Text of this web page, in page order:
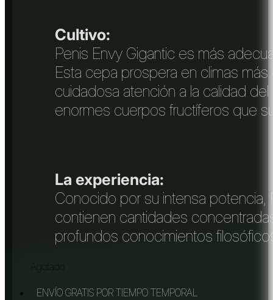
Cultivo:
Penis Envy Gigantic es más
Esta cepa prospera en climas
cuidadosa atención a la calidad
enormes cuerpos fructíferos que
La experiencia:
Conocido por su intensa
contienen cantidades
profundos conocimientos
ENVÍO GRATIS POR TIEMPO TEMPORAL